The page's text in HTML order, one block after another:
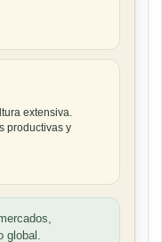
extensiva.
productivas y
global.